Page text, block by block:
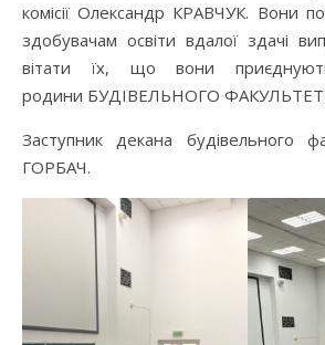
комісії Олександр КРАВЧУК. Вони
здобувачам освіти вдалої здачі
вітати їх, що вони
родини БУДІВЕЛЬНОГО
Заступник декана будівельного
ГОРБАЧ.